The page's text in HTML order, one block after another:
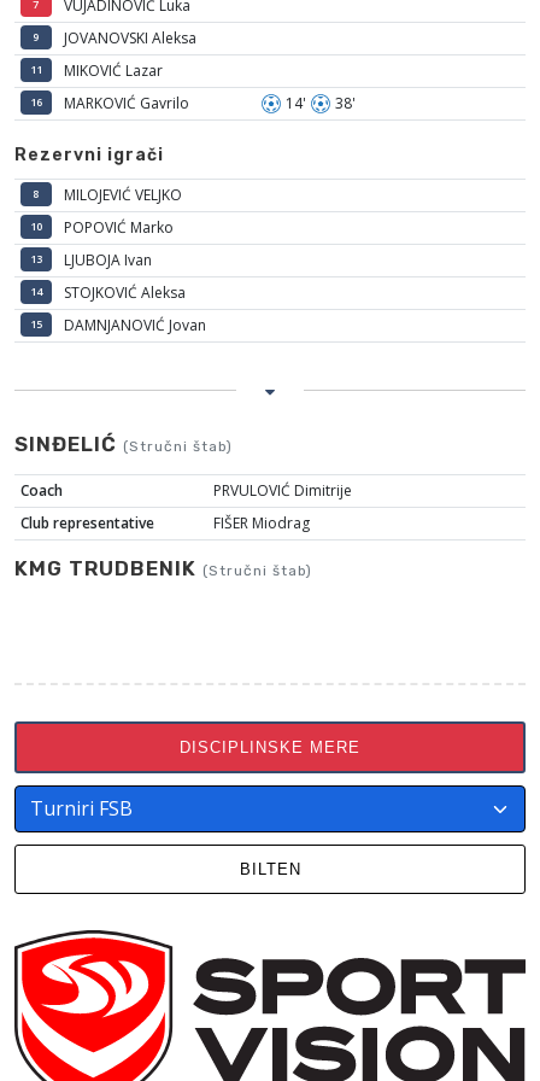
7 VUJADINOVIĆ Luka
9 JOVANOVSKI Aleksa
11 MIKOVIĆ Lazar
16 MARKOVIĆ Gavrilo 14' 38'
Rezervni igrači
8 MILOJEVIĆ VELJKO
10 POPOVIĆ Marko
13 LJUBOJA Ivan
14 STOJKOVIĆ Aleksa
15 DAMNJANOVIĆ Jovan
SINĐELIĆ (Stručni štab)
Coach
PRVULOVIĆ Dimitrije
Club representative
FIŠER Miodrag
KMG TRUDBENIK (Stručni štab)
DISCIPLINSKE MERE
BILTEN